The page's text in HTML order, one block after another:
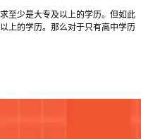
至少是大专及以上的学历。但如此
上的学历。那么对于只有高中学历